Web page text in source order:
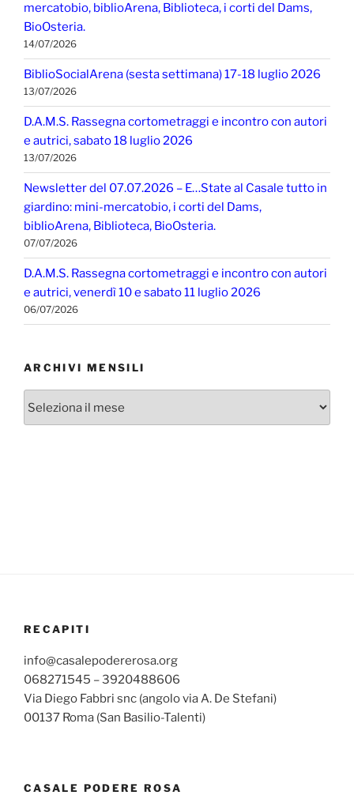
mercatobio, biblioArena, Biblioteca, i corti del Dams,
BioOsteria.
14/07/2026
BiblioSocialArena (sesta settimana) 17-18 luglio 2026
13/07/2026
D.A.M.S. Rassegna cortometraggi e incontro con autori
e autrici, sabato 18 luglio 2026
13/07/2026
Newsletter del 07.07.2026 – E…State al Casale tutto in
giardino: mini-mercatobio, i corti del Dams,
biblioArena, Biblioteca, BioOsteria.
07/07/2026
D.A.M.S. Rassegna cortometraggi e incontro con autori
e autrici, venerdì 10 e sabato 11 luglio 2026
06/07/2026
ARCHIVI MENSILI
RECAPITI
info@casalepodererosa.org
068271545 – 3920488606
Via Diego Fabbri snc (angolo via A. De Stefani)
00137 Roma (San Basilio-Talenti)
CASALE PODERE ROSA